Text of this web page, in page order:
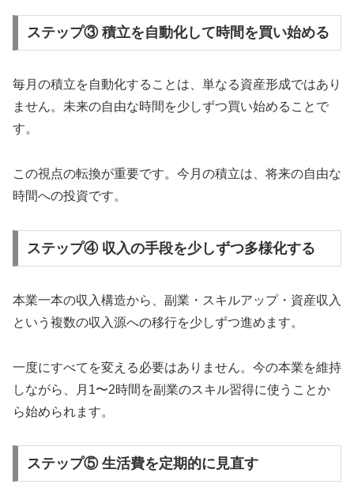
ステップ③ 積立を自動化して時間を買い始める
毎月の積立を自動化することは、単なる資産形成ではあり
ません。未来の自由な時間を少しずつ買い始めることで
す。
この視点の転換が重要です。今月の積立は、将来の自由な
時間への投資です。
ステップ④ 収入の手段を少しずつ多様化する
本業一本の収入構造から、副業・スキルアップ・資産収入
という複数の収入源への移行を少しずつ進めます。
一度にすべてを変える必要はありません。今の本業を維持
しながら、月1〜2時間を副業のスキル習得に使うことか
ら始められます。
ステップ⑤ 生活費を定期的に見直す